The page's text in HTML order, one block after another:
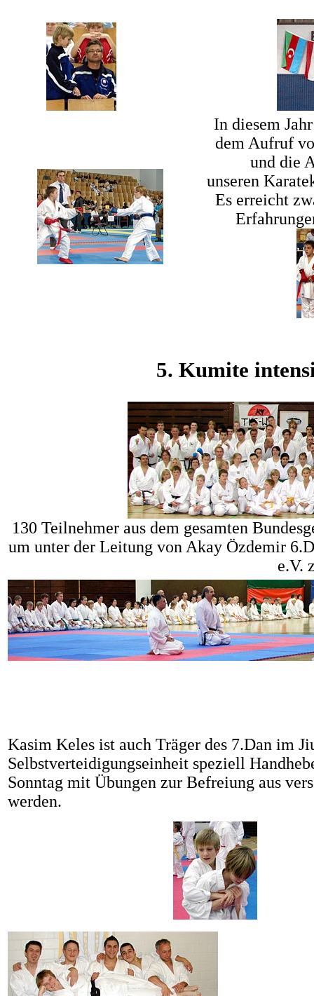
In diesem
dem Aufruf
und die
unseren
Es erreicht
5. Kumite
130 Teilnehmer aus dem gesamten
um unter der Leitung von Akay Özdemir
e.V.
Kasim Keles ist auch Träger des 7.Dan im
Selbstverteidigungseinheit speziell
Sonntag mit Übungen zur Befreiung aus
werden.